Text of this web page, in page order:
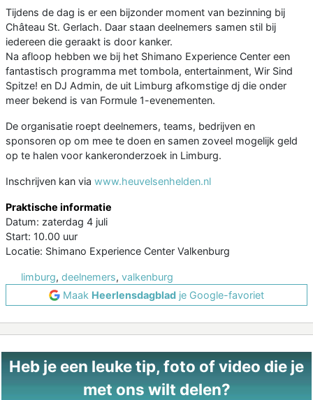
Tijdens de dag is er een bijzonder moment van bezinning bij
Château St. Gerlach. Daar staan deelnemers samen stil bij
iedereen die geraakt is door kanker.
Na afloop hebben we bij het Shimano Experience Center een
fantastisch programma met tombola, entertainment, Wir Sind
Spitze! en DJ Admin, de uit Limburg afkomstige dj die onder
meer bekend is van Formule 1-evenementen.
De organisatie roept deelnemers, teams, bedrijven en
sponsoren op om mee te doen en samen zoveel mogelijk geld
op te halen voor kankeronderzoek in Limburg.
Inschrijven kan via www.heuvelsenhelden.nl
Praktische informatie
Datum: zaterdag 4 juli
Start: 10.00 uur
Locatie: Shimano Experience Center Valkenburg
limburg, deelnemers, valkenburg
Maak Heerlensdagblad je Google-favoriet
Heb je een leuke tip, foto of video die je
met ons wilt delen?